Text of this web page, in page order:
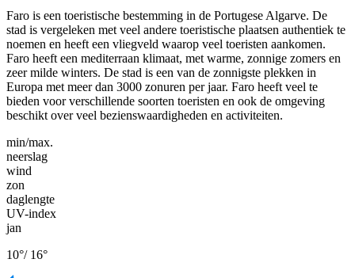
Faro is een toeristische bestemming in de Portugese Algarve. De
stad is vergeleken met veel andere toeristische plaatsen authentiek te
noemen en heeft een vliegveld waarop veel toeristen aankomen.
Faro heeft een mediterraan klimaat, met warme, zonnige zomers en
zeer milde winters. De stad is een van de zonnigste plekken in
Europa met meer dan 3000 zonuren per jaar. Faro heeft veel te
bieden voor verschillende soorten toeristen en ook de omgeving
beschikt over veel bezienswaardigheden en activiteiten.
min/max.
neerslag
wind
zon
daglengte
UV-index
jan
10°/ 16°